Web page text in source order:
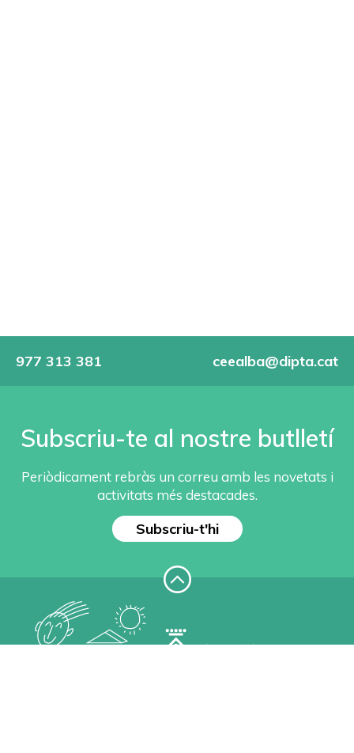
977 313 381 ceealba@dipta.cat
Subscriu-te al nostre butlletí
Periòdicament rebràs un correu amb les novetats i
activitats més destacades.
Subscriu-t'hi